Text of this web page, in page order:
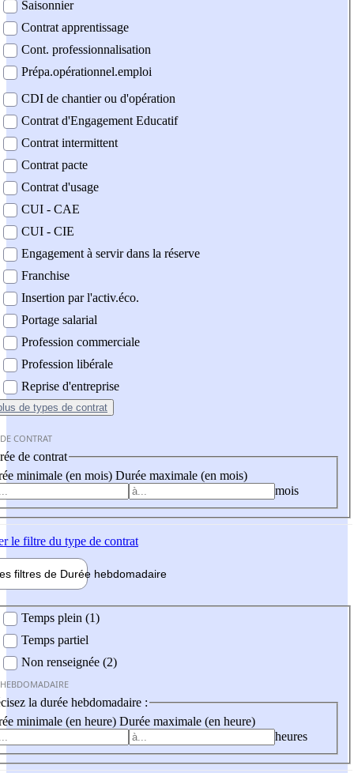
Saisonnier
Contrat apprentissage
Cont. professionnalisation
Prépa.opérationnel.emploi
CDI de chantier ou d'opération
Contrat d'Engagement Educatif
Contrat intermittent
Contrat pacte
Contrat d'usage
CUI - CAE
CUI - CIE
Engagement à servir dans la réserve
Franchise
Insertion par l'activ.éco.
Portage salarial
Profession commerciale
Profession libérale
Reprise d'entreprise
de types de contrat
CONTRAT
de contrat
minimale (en mois) Durée maximale (en mois)
mois
le filtre du type de contrat
filtres de Durée hebdomadaire
Temps plein (1)
Temps partiel
Non renseignée (2)
la durée hebdomadaire :
minimale (en heure) Durée maximale (en heure)
heures